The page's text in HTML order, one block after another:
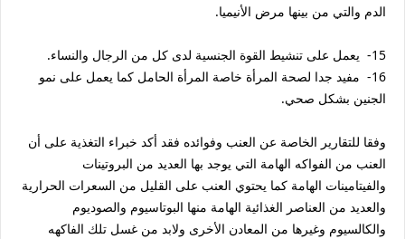
الدم والتي من بينها مرض الأنيميا.
15- يعمل على تنشيط القوة الجنسية لدى كل من الرجال والنساء.
16- مفيد جدا لصحة المرأة خاصة المرأة الحامل كما يعمل على نمو
الجنين بشكل صحي.
وفقا للتقارير الخاصة عن العنب وفوائده فقد أكد خبراء التغذية على أن
العنب من الفواكه الهامة التي يوجد بها العديد من البروتينات
والفيتامينات الهامة كما يحتوي العنب على القليل من السعرات الحرارية
والعديد من العناصر الغذائية الهامة منها البوتاسيوم والصوديوم
والكالسيوم وغيرها من المعادن الأخرى ولابد من غسل تلك الفاكهه